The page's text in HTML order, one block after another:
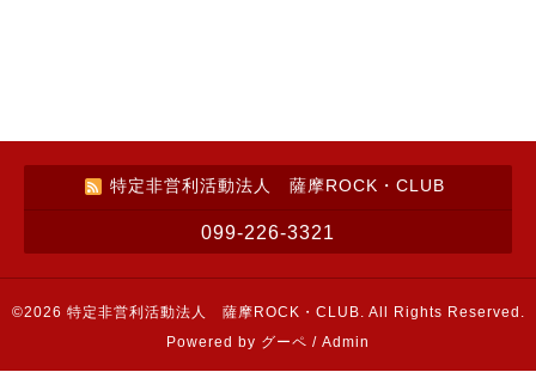
特定非営利活動法人 薩摩ROCK・CLUB
099-226-3321
©2026 特定非営利活動法人 薩摩ROCK・CLUB. All Rights Reserved.
Powered by グーペ / Admin